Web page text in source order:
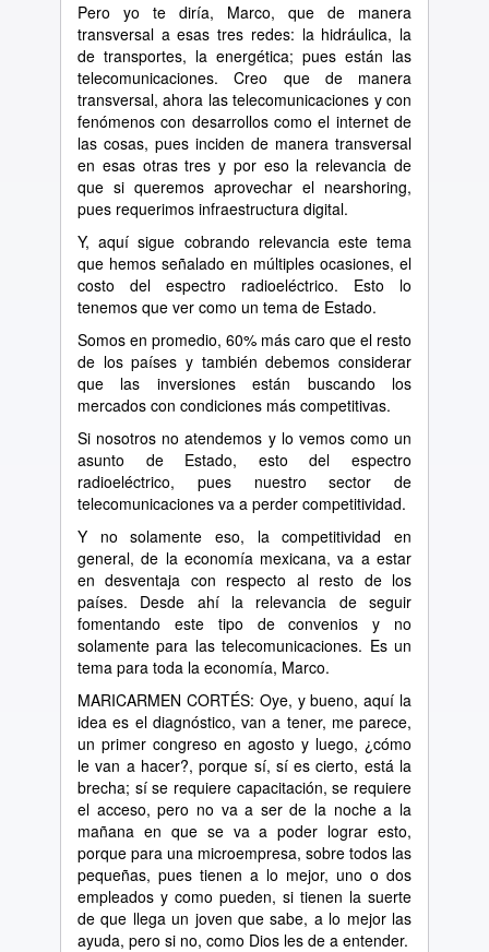
Pero yo te diría, Marco, que de manera
transversal a esas tres redes: la hidráulica, la
de transportes, la energética; pues están las
telecomunicaciones. Creo que de manera
transversal, ahora las telecomunicaciones y con
fenómenos con desarrollos como el internet de
las cosas, pues inciden de manera transversal
en esas otras tres y por eso la relevancia de
que si queremos aprovechar el nearshoring,
pues requerimos infraestructura digital.
Y, aquí sigue cobrando relevancia este tema
que hemos señalado en múltiples ocasiones, el
costo del espectro radioeléctrico. Esto lo
tenemos que ver como un tema de Estado.
Somos en promedio, 60% más caro que el resto
de los países y también debemos considerar
que las inversiones están buscando los
mercados con condiciones más competitivas.
Si nosotros no atendemos y lo vemos como un
asunto de Estado, esto del espectro
radioeléctrico, pues nuestro sector de
telecomunicaciones va a perder competitividad.
Y no solamente eso, la competitividad en
general, de la economía mexicana, va a estar
en desventaja con respecto al resto de los
países. Desde ahí la relevancia de seguir
fomentando este tipo de convenios y no
solamente para las telecomunicaciones. Es un
tema para toda la economía, Marco.
MARICARMEN CORTÉS: Oye, y bueno, aquí la
idea es el diagnóstico, van a tener, me parece,
un primer congreso en agosto y luego, ¿cómo
le van a hacer?, porque sí, sí es cierto, está la
brecha; sí se requiere capacitación, se requiere
el acceso, pero no va a ser de la noche a la
mañana en que se va a poder lograr esto,
porque para una microempresa, sobre todos las
pequeñas, pues tienen a lo mejor, uno o dos
empleados y como pueden, si tienen la suerte
de que llega un joven que sabe, a lo mejor las
ayuda, pero si no, como Dios les de a entender.